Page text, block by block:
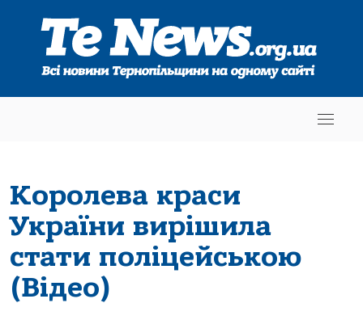
Королева краси
України вирішила
стати поліцейською
(Відео)